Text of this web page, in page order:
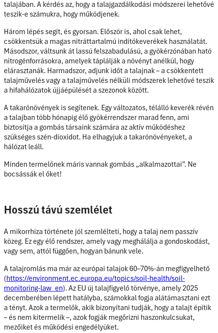
talajában. A kérdés az, hogy a talajgazdálkodási módszerei lehetővé
teszik-e számukra, hogy működjenek.
Három lépés segít, és gyorsan. Először is, ahol csak lehet,
csökkentsük a magas nitráttartalmú indítókeverékek használatát.
Másodszor, váltsunk át lassú felszabadulású, a gyökérzónában ható
nitrogénforrásokra, amelyek táplálják a növényt anélkül, hogy
elárasztanák. Harmadszor, adjunk időt a talajnak – a csökkentett
talajművelés vagy a talajművelés nélküli módszerek lehetővé teszik
a hifahálózatok újjáépülését a szezonok között.
A takarónövények is segítenek. Egy változatos, télálló keverék révén
a talajban több hónapig élő gyökérrendszer marad fenn, ami
biztosítja a gombás társaink számára az aktív működéshez
szükséges szén-dioxidot. Ha elhagyjuk a takarónövényeket, a
hálózat leáll.
Minden termelőnek máris vannak gombás „alkalmazottai”. Ne
bocsássák el őket!
Hosszú távú szemlélet
A mikorrhiza története jól szemlélteti, hogy a talaj nem passzív
közeg. Ez egy élő rendszer, amely vagy meghálálja a gondoskodást,
vagy sem, attól függően, hogyan bánunk vele.
A talajromlás ma már az európai talajok 60–70%-án megfigyelhető
(https://environment.ec.europa.eu/topics/soil-health/soil-
monitoring-law_en). Az EU új talajfigyelő törvénye, amely 2025
decemberében lépett hatályba, számokkal fogja alátámasztani ezt
a tényt. Azok a termelők, akik bizonyítani tudják, hogy a talajt építik
– és nem kitermelik –, azok fogják megőrizni haszonkulcsukat,
mezőiket és működési engedélyüket.